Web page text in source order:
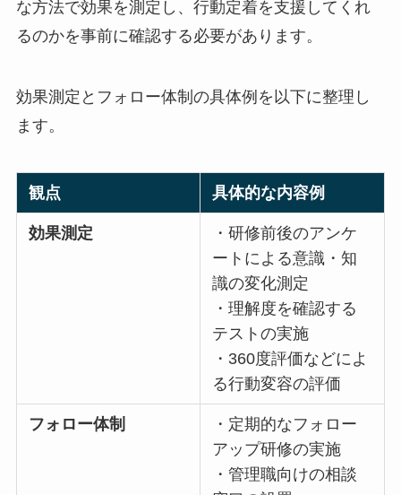
ら抜け出せません。研修の提供会社が、どのよう
な方法で効果を測定し、行動定着を支援してくれ
効果測定とフォロー体制の具体例を以下に整理し
観点 具体的な内容例
・研修前後のアンケ
ートによる意識・知
識の変化測定
・理解度を確認する
テストの実施
・360度評価などに
よる行動変容の評価
・定期的なフォロー
アップ研修の実施